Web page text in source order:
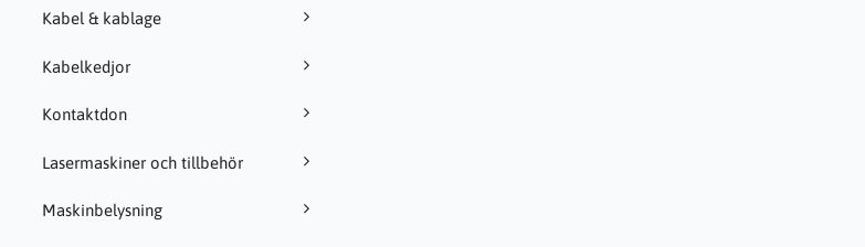
Kabel & kablage
Kabelkedjor
Kontaktdon
Lasermaskiner och tillbehör
Maskinbelysning